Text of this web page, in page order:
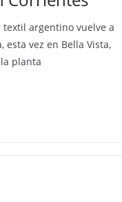
textil argentino vuelve a
esta vez en Bella Vista,
planta